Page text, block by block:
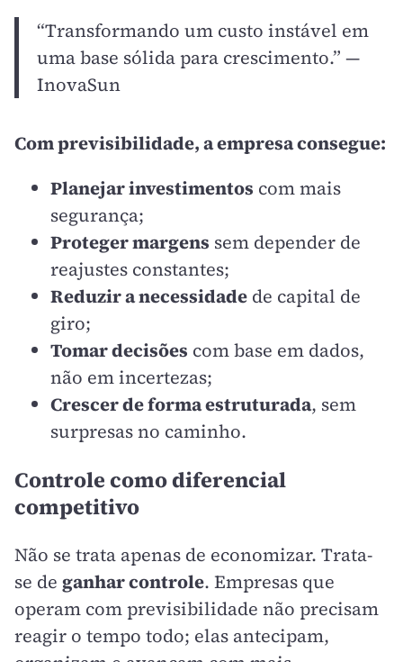
“Transformando um custo instável em
uma base sólida para crescimento.” —
InovaSun
Com previsibilidade, a empresa consegue:
Planejar investimentos com mais
segurança;
Proteger margens sem depender de
reajustes constantes;
Reduzir a necessidade de capital de
giro;
Tomar decisões com base em dados,
não em incertezas;
Crescer de forma estruturada, sem
surpresas no caminho.
Controle como diferencial
competitivo
Não se trata apenas de economizar. Trata-
se de ganhar controle. Empresas que
operam com previsibilidade não precisam
reagir o tempo todo; elas antecipam,